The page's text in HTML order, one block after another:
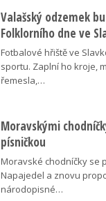
Valašský odzemek
Folklorního dne ve
Fotbalové hřiště ve
sportu. Zaplní ho kroje,
řemesla,…
Moravskými
písničkou
Moravské chodníčky se
Napajedel a znovu
národopisné…